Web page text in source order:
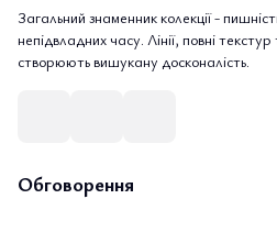
Загальний знаменник колекції -
непідвладних часу. Лінії, повні
створюють вишукану досконалість.
Обговорення